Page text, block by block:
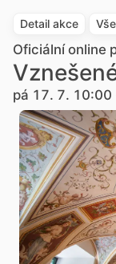
Detail akce
Oficiální online
pá 17. 7. 10:00